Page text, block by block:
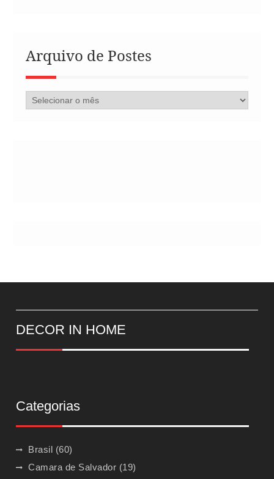
Arquivo de Postes
Arquivo
de
DECOR IN HOME
Categorias
Brasil (60)
Camara de Salvador (19)